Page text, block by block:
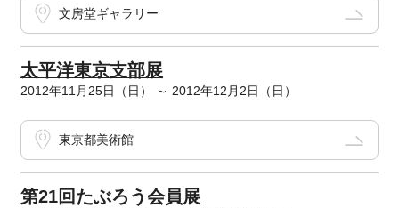
文房堂ギャラリー
太平洋東京支部展
2012年11月25日（日） ～ 2012年12月2日（日）
東京都美術館
第21回たぶろう会員展